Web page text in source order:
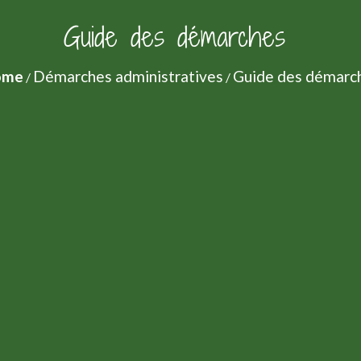
Guide des démarches
/ Démarches administratives / Guide des